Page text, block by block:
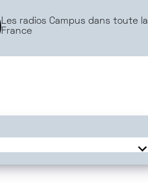
Les radios Campus dans toute la
France